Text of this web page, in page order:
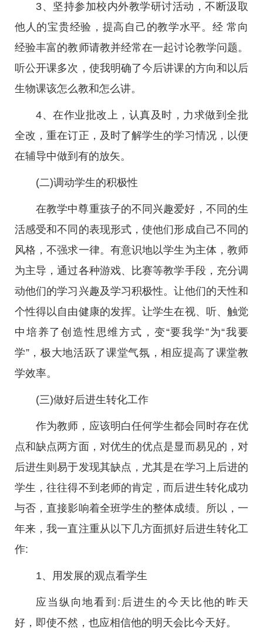
3、坚持参加校内外教学研讨活动，不断汲取
他人的宝贵经验，提高自己的教学水平。经 常向
经验丰富的教师请教并经常在一起讨论教学问题。
听公开课多次，使我明确了今后讲课的方向和以后
生物课该怎么教和怎么讲。
4、在作业批改上，认真及时，力求做到全批
全改，重在订正，及时了解学生的学习情况，以便
在辅导中做到有的放矢。
(二)调动学生的积极性
在教学中尊重孩子的不同兴趣爱好，不同的生
活感受和不同的表现形式，使他们形成自己不同的
风格，不强求一律。有意识地以学生为主体，教师
为主导，通过各种游戏、比赛等教学手段，充分调
动他们的学习兴趣及学习积极性。让他们的天性和
个性得以自由健康的发挥。让学生在视、听、触觉
中培养了创造性思维方式，变“要我学”为“我要
学”，极大地活跃了课堂气氛，相应提高了课堂教
学效率。
(三)做好后进生转化工作
作为教师，应该明白任何学生都会同时存在优
点和缺点两方面，对优生的优点是显而易见的，对
后进生则易于发现其缺点，尤其是在学习上后进的
学生，往往得不到老师的肯定，而后进生转化成功
与否，直接影响着全班学生的整体成绩。所以，一
年来，我一直注重从以下几方面抓好后进生转化工
作:
1、用发展的观点看学生
应当纵向地看到:后进生的今天比他的昨天
好，即使不然，也应相信他的明天会比今天好。